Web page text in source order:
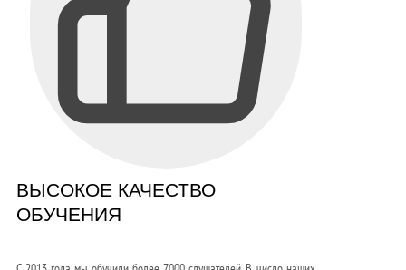
ВЫСОКОЕ КАЧЕСТВО
ОБУЧЕНИЯ